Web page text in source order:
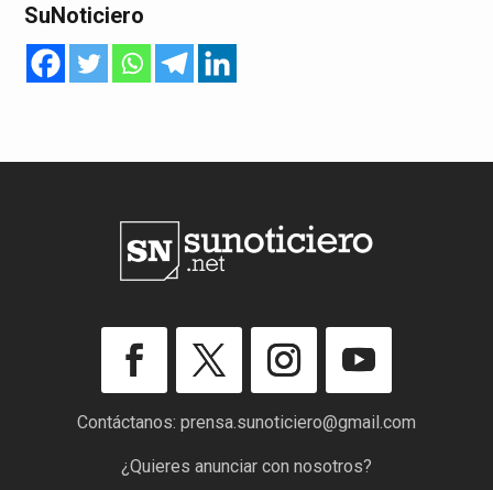
SuNoticiero
Contáctanos: prensa.sunoticiero@gmail.com
¿Quieres anunciar con nosotros?